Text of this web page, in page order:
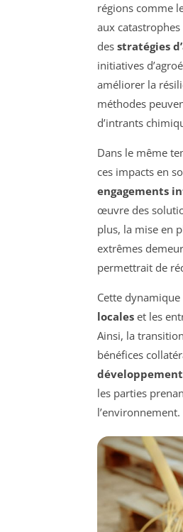
régions comme
aux
des stratégies
initiatives
améliorer la
méthodes
d’intrants
Dans le même
ces impacts en
engagements
œuvre des
plus, la mise en
extrêmes
permettrait de
Cette
locales et les
Ainsi, la
bénéfices
les parties
l’environnement.